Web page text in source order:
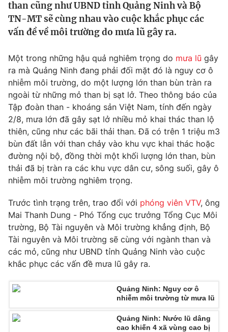
Thế giới
Thế giới đó đây
Câu chuyện quốc tế
Kinh tế
Tài chính
Thị trường
Góc doanh nghiệp
Dữ liệu và đời sống
Truyền hình
Phim VTV
Hậu trường
Nhân vật
Khán giả
Giải sao mai
Giải trí
Điện ảnh
Sao
Đời sống
Du lịch
Làm đẹp
Chất lượng cuộc sống
Giáo dục
Tuyển sinh
Học trực tuyến
Công nghệ
Hitech Công nghệ tương lai
Tư vấn
Giao lưu trực tuyến
Lịch phát sóng
than cũng như UBND tỉnh Quảng Ninh và Bộ
TN-MT sẽ cùng nhau vào cuộc khắc phục các
vấn đề về môi trường do mưa lũ gây ra.
Một trong những hậu quả nghiêm trọng do mưa lũ gây
ra mà Quảng Ninh đang phải đối mặt đó là nguy cơ ô
nhiễm môi trường, do một lượng lớn than bùn tràn ra
ngoài từ những mỏ than bị sạt lở. Theo thông báo của
Tập đoàn than - khoáng sản Việt Nam, tính đến ngày
2/8, mưa lớn đã gây sạt lở nhiều mỏ khai thác than lộ
thiên, cũng như các bãi thải than. Đã có trên 1 triệu m3
bùn đất lẫn với than chảy vào khu vực khai thác hoặc
đường nội bộ, đồng thời một khối lượng lớn than, bùn
thải đã bị tràn ra các khu vực dân cư, sông suối, gây ô
nhiễm môi trường nghiêm trọng.
Trước tình trạng trên, trao đổi với phóng viên VTV, ông
Mai Thanh Dung - Phó Tổng cục trưởng Tổng Cục Môi
trường, Bộ Tài nguyên và Môi trường khẳng định, Bộ
Tài nguyên và Môi trường sẽ cùng với ngành than và
các mỏ, cũng như UBND tỉnh Quảng Ninh vào cuộc
khắc phục các vấn đề mưa lũ gây ra.
Quảng Ninh: Nguy cơ ô
nhiễm môi trường từ mưa lũ
Quảng Ninh: Nước lũ dâng
cao khiến 4 xã vùng cao bị